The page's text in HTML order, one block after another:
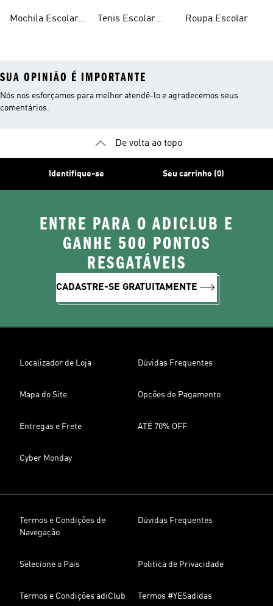
Mochila Escolar
Tenis Escolar
Roupa Escolar
SUA OPINIÃO É IMPORTANTE
Nós nos esforçamos para melhor atendê-lo e agradecemos seus
comentários.
De volta ao topo
Identifique-se Seu carrinho (0)
ENTRE PARA O ADICLUB E
GANHE 500 PONTOS
RESGATÁVEIS
CADASTRE-SE GRATUITAMENTE
Localizador de Loja Dúvidas Frequentes
Mapa do Site Opções de Pagamento
Entregas e Frete ATÉ 70% OFF
Cyber Monday
Termos e Condições de
Navegação
Dúvidas Frequentes
Selecione o Pais Politica de Privacidade
Termos e Condições adiClub Termos #YESadidas